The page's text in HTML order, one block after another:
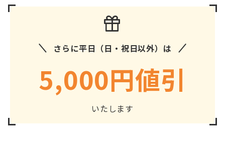
さらに平日（日・祝日以外）は
5,000円値引
いたします